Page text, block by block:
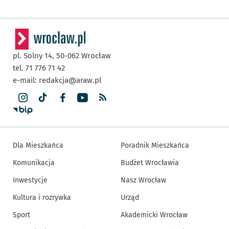
pl. Solny 14, 50-062 Wrocław
tel. 71 776 71 42
e-mail: redakcja@araw.pl
Dla Mieszkańca
Komunikacja
Inwestycje
Kultura i rozrywka
Sport
Poradnik Mieszkańca
Budżet Wrocławia
Nasz Wrocław
Urząd
Akademicki Wrocław